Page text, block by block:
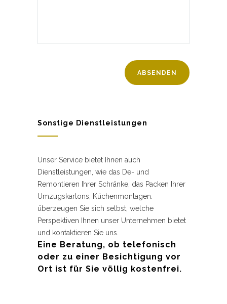
Sonstige Dienstleistungen
Unser Service bietet Ihnen auch
Dienstleistungen, wie das De- und
Remontieren Ihrer Schränke, das Packen Ihrer
Umzugskartons, Küchenmontagen.
überzeugen Sie sich selbst, welche
Perspektiven Ihnen unser Unternehmen bietet
und kontaktieren Sie uns.
Eine Beratung, ob telefonisch
oder zu einer Besichtigung vor
Ort ist für Sie völlig kostenfrei.